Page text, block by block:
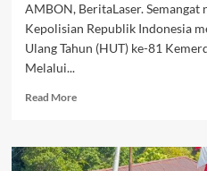
AMBON, BeritaLaser.
Kepolisian Republik Indonesia
Ulang Tahun (HUT) ke-81
Melalui...
Read MoreRead
Taruna
Akpol